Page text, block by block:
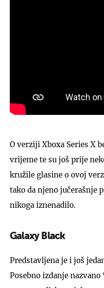
O verziji Xboxa Series X
vrijeme te su još prije
kružile glasine o ovoj
tako da njeno jučerašnje
nikoga iznenadilo.
Galaxy Black
Predstavljena je i još
Posebno izdanje nazvano